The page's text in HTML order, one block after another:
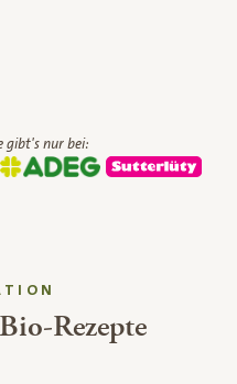
gibt's nur bei:
Rezepte